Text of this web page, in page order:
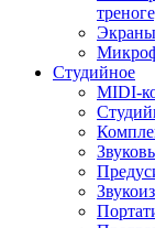
Студийное
MIDI-